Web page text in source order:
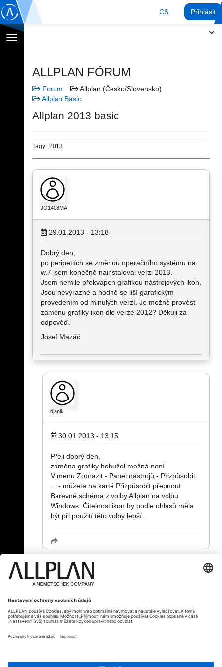
CS Přihlásit
Přepnout
ALLPLAN FÓRUM
Forum
Allplan (Česko/Slovensko)
Allplan Basic
Allplan 2013 basic
Tagy: 2013
JO1408MA
29.01.2013 - 13:18
Dobrý den,
po peripetiích se změnou operačního systému na
w.7 jsem konečně nainstaloval verzi 2013.
Jsem nemile překvapen grafikou nástrojových ikon.
Jsou nevýrazné a hodně se liší garafickým
provedením od minulých verzí. Je možné provést
záměnu grafiky ikon dle verze 2012? Děkuji za
odpověď.
Josef Mazáč
djanik
30.01.2013 - 13:15
Přeji dobrý den,
záměna grafiky bohužel možná není.
V menu Zobrazit - Panel nástrojů - Přizpůsobit
... - můžete na kartě Přizpůsobit přepnout
Barevné schéma z volby Allplan na volbu
Windows. Čitelnost ikon by podle ohlasů měla
být při použití této volby lepší.